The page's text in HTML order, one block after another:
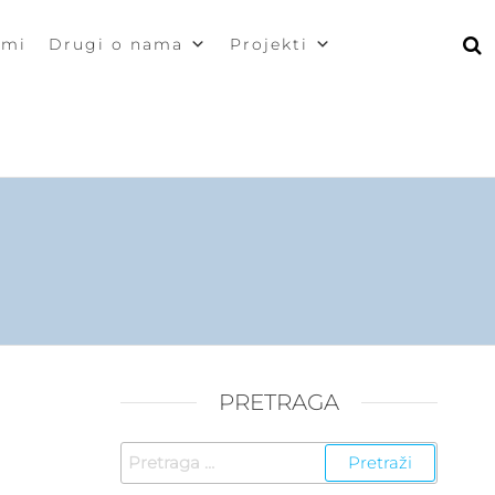
Drugi o nama Projekti
PRETRAGA
Pretraga
za: